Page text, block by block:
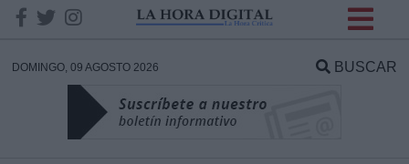
DOMINGO, 09 AGOSTO 2026 BUSCAR
DATOS
Responsable: